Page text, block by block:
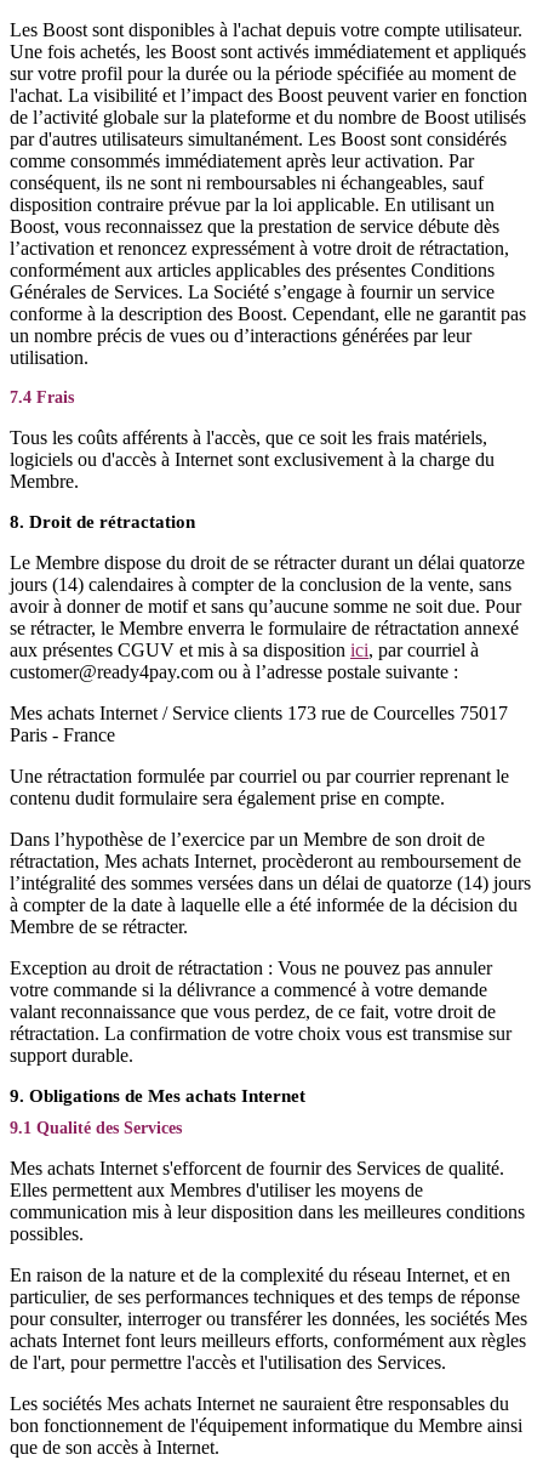
Les Boost sont disponibles à l'achat depuis votre compte utilisateur.
Une fois achetés, les Boost sont activés immédiatement et appliqués
sur votre profil pour la durée ou la période spécifiée au moment de
l'achat. La visibilité et l’impact des Boost peuvent varier en fonction
de l’activité globale sur la plateforme et du nombre de Boost utilisés
par d'autres utilisateurs simultanément. Les Boost sont considérés
comme consommés immédiatement après leur activation. Par
conséquent, ils ne sont ni remboursables ni échangeables, sauf
disposition contraire prévue par la loi applicable. En utilisant un
Boost, vous reconnaissez que la prestation de service débute dès
l’activation et renoncez expressément à votre droit de rétractation,
conformément aux articles applicables des présentes Conditions
Générales de Services. La Société s’engage à fournir un service
conforme à la description des Boost. Cependant, elle ne garantit pas
un nombre précis de vues ou d’interactions générées par leur
utilisation.
7.4 Frais
Tous les coûts afférents à l'accès, que ce soit les frais matériels,
logiciels ou d'accès à Internet sont exclusivement à la charge du
Membre.
8. Droit de rétractation
Le Membre dispose du droit de se rétracter durant un délai quatorze
jours (14) calendaires à compter de la conclusion de la vente, sans
avoir à donner de motif et sans qu’aucune somme ne soit due. Pour
se rétracter, le Membre enverra le formulaire de rétractation annexé
aux présentes CGUV et mis à sa disposition ici, par courriel à
customer@ready4pay.com ou à l’adresse postale suivante :
Mes achats Internet / Service clients 173 rue de Courcelles 75017
Paris - France
Une rétractation formulée par courriel ou par courrier reprenant le
contenu dudit formulaire sera également prise en compte.
Dans l’hypothèse de l’exercice par un Membre de son droit de
rétractation, Mes achats Internet, procèderont au remboursement de
l’intégralité des sommes versées dans un délai de quatorze (14) jours
à compter de la date à laquelle elle a été informée de la décision du
Membre de se rétracter.
Exception au droit de rétractation : Vous ne pouvez pas annuler
votre commande si la délivrance a commencé à votre demande
valant reconnaissance que vous perdez, de ce fait, votre droit de
rétractation. La confirmation de votre choix vous est transmise sur
support durable.
9. Obligations de Mes achats Internet
9.1 Qualité des Services
Mes achats Internet s'efforcent de fournir des Services de qualité.
Elles permettent aux Membres d'utiliser les moyens de
communication mis à leur disposition dans les meilleures conditions
possibles.
En raison de la nature et de la complexité du réseau Internet, et en
particulier, de ses performances techniques et des temps de réponse
pour consulter, interroger ou transférer les données, les sociétés Mes
achats Internet font leurs meilleurs efforts, conformément aux règles
de l'art, pour permettre l'accès et l'utilisation des Services.
Les sociétés Mes achats Internet ne sauraient être responsables du
bon fonctionnement de l'équipement informatique du Membre ainsi
que de son accès à Internet.